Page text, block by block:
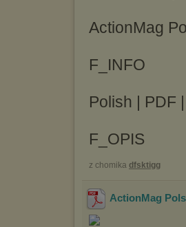
ActionMag
F_INFO
Polish | PDF
F_OPIS
z chomika dfsktigg
ActionMag